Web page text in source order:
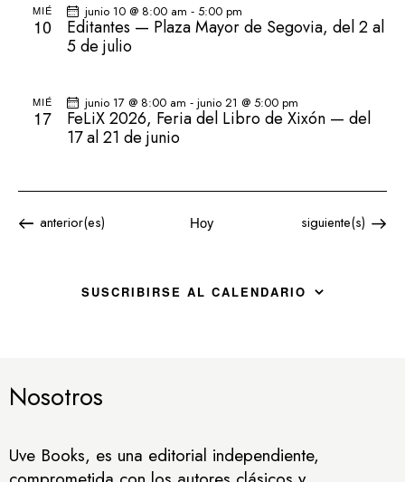
MIÉ
10
Editantes — Plaza Mayor de Segovia, del 2 al
5 de julio
junio 10 @ 8:00 am - 5:00 pm
MIÉ
17
FeLiX 2026, Feria del Libro de Xixón — del
17 al 21 de junio
junio 17 @ 8:00 am - junio 21 @ 5:00 pm
Eventos
anterior(es) Hoy Eventos
siguiente(s)
SUSCRIBIRSE AL CALENDARIO
Nosotros
Uve Books, es una editorial independiente,